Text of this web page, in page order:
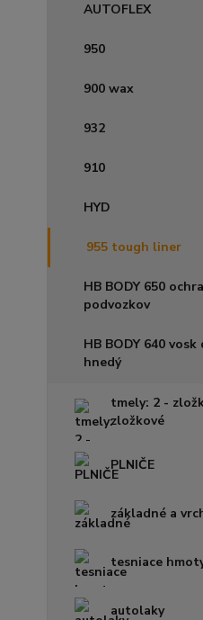
AUTOFLEX
950
900 wax
932
910
HYD
955 tough liner
HB BODY 650
podvozkov
HB BODY 640
hnedý
tmely: 2 -
zložkové
PLNIČE
základné a
tesniace
autolaky